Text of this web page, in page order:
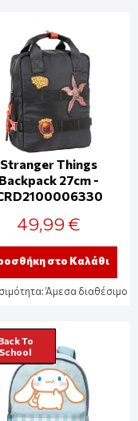
Stranger Things
Backpack 27cm -
49,99 €
στο Καλάθι
Άμεσα διαθέσιμο
To
School